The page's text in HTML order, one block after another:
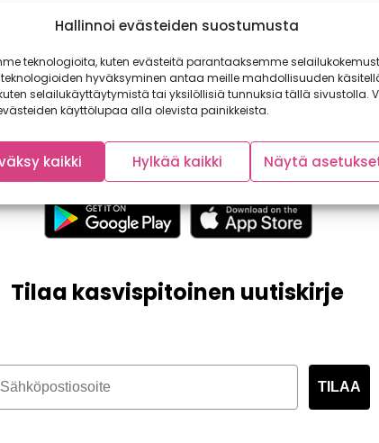
Hallinnoi evästeiden suostumusta
teknologioita, kuten evästeitä parantaaksemme
hyväksyminen antaa meille mahdollisuuden
selailukäyttäytymistä tai yksilöllisiä tunnuksia tällä sivustolla.
käyttölupaa alla olevista painikkeista.
kaikki Hylkää kaikki Näytä
Tilaa kasvispitoinen uutiskirje
TILAA